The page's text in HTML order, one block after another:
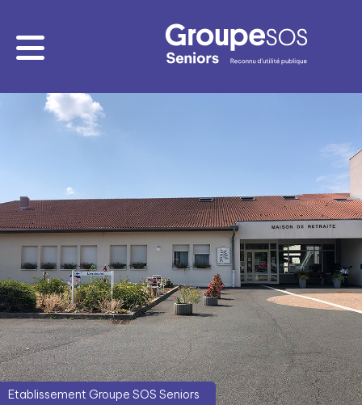
Etablissement Groupe SOS Seniors